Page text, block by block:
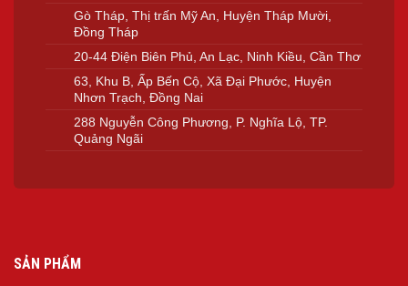
Gò Tháp, Thị trấn Mỹ An, Huyện Tháp Mười,
Đồng Tháp
20-44 Điện Biên Phủ, An Lạc, Ninh Kiều, Cần Thơ
63, Khu B, Ấp Bến Cộ, Xã Đại Phước, Huyện
Nhơn Trạch, Đồng Nai
288 Nguyễn Công Phương, P. Nghĩa Lộ, TP.
Quảng Ngãi
SẢN PHẨM